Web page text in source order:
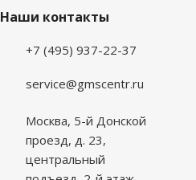
Наши контакты
+7 (495) 937-22-37
service@gmscentr.ru
Москва, 5-й Донской
проезд, д. 23,
центральный